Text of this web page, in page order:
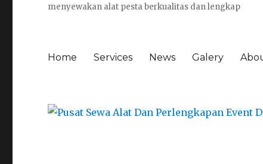
menyewakan alat pesta berkualitas dan lengkap
Home Services News Galery